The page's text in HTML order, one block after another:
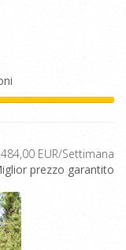
EUR/Settimana
prezzo garantito